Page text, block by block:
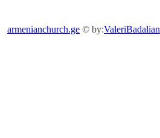
armenianchurch.ge © by:ValeriBadalian